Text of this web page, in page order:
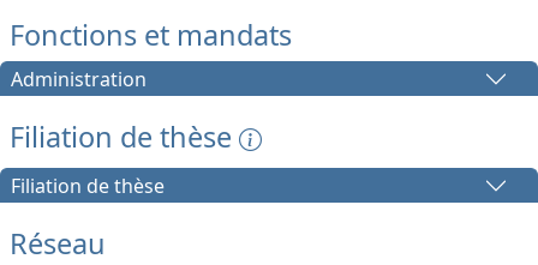
Fonctions et mandats
Administration
Filiation de thèse
Filiation de thèse
Réseau